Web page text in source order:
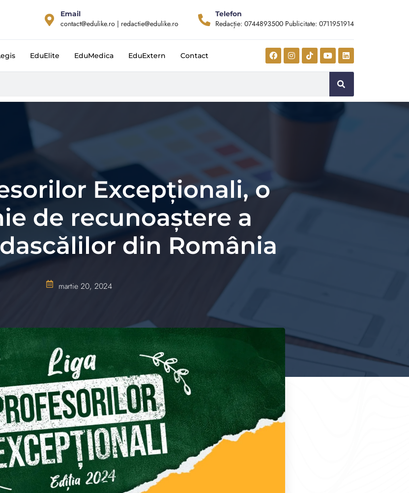
Email
contact@edulike.ro | redactie@edulike.ro
Telefon
Redacție: 0744893500 Publicitate: 0711951914
EduElite EduMedica EduExtern Contact
Excepționali, o
de recunoaștere a
din România
martie 20, 2024